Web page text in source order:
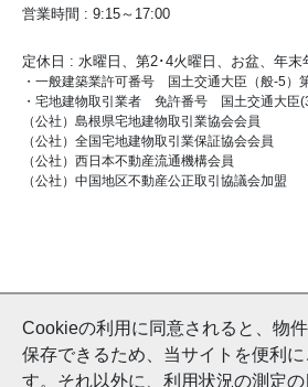
Cookieの利用に同意されると、物
保存できるため、当サイトを便利に
す。それ以外に、利用状況の測定の
営業時間 : 9:15～17:00
定休日 : 水曜日、第2･4火曜日、お盆、年末
・一般建築業許可番号 国土交通大臣（般-5）
・宅地建物取引業者 免許番号 国土交通大臣
（公社）島根県宅地建物取引業協会会員
（公社）全国宅地建物取引業保証協会会員
（公社）西日本不動産流通機構会員
（公社）中国地区不動産公正取引協議会加盟
© HouseDoYonago
and Nishinihon Home Co.ltd All